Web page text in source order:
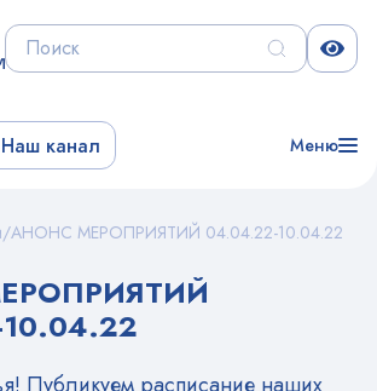
Наш канал Меню
/АНОНС МЕРОПРИЯТИЙ 04.04.22-10.04.22